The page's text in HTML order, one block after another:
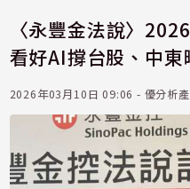
〈永豐金法說〉
看好AI撐台股、中東
2026年03月10日 09:06 - 優分析